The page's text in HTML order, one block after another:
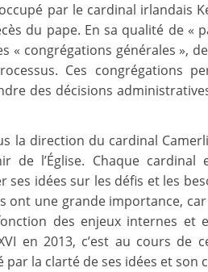
par le cardinal irlandais
du pape. En sa qualité de «
« congrégations générales »,
Ces congrégations
des décisions
la direction du cardinal
de l’Église. Chaque
idées sur les défis et les
ont une grande importance,
des enjeux internes et
en 2013, c’est au cours de
par la clarté de ses idées et son